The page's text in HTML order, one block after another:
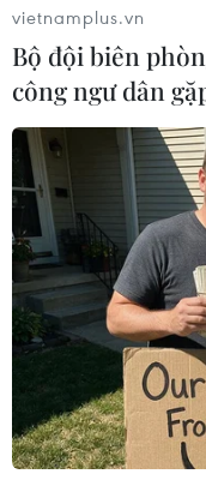
CƠ QUAN CHỦ QUẢN:
Tổng Biên tập: TRẦN
Phó Tổng Biên tập:
THỦY
Sở hữu trí tuệ
RSS
Ngôn ngữ
Dịch vụ tin
Liên hệ
vietnamplus.vn
Bộ đội biên
công ngư dân